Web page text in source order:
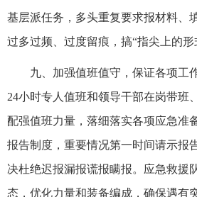
基层派任务，多头重复要求报材料、
过多过频、过度留痕，搞“指尖上的形
九、加强值班值守，保证各项工
24小时专人值班和领导干部在岗带班
配强值班力量，落细落实各项应急准
报告制度，重要情况第一时间请示报
决杜绝迟报漏报谎报瞒报。应急救援
态，优化力量和装备编成，确保遇有